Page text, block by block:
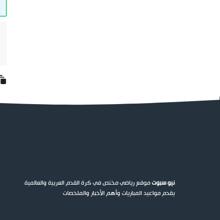
نيو سبوتموقع رياضي مختص في كرة القدم العربية والعالمية
يقدم مواعيد المباريات وأهم الأخبار والملخصات